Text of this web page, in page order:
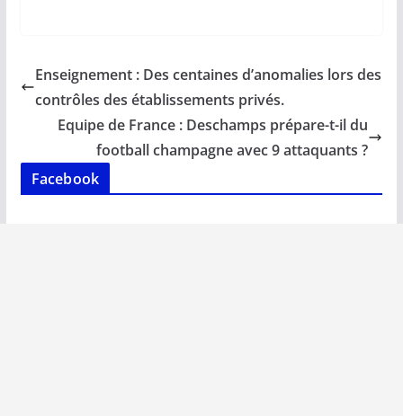
b
o
o
k
l s
A
p
p
e
dI
n
y
Li
n
k
g
Enseignement : Des centaines d’anomalies lors des
contrôles des établissements privés.
Equipe de France : Deschamps prépare-t-il du
football champagne avec 9 attaquants ?
Facebook